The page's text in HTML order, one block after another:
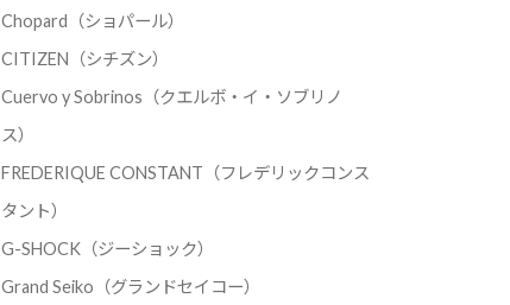
Chopard（ショパール）
CITIZEN（シチズン）
Cuervo y Sobrinos（クエルボ・イ・ソブリノ
ス）
FREDERIQUE CONSTANT（フレデリックコンス
タント）
G-SHOCK（ジーショック）
Grand Seiko（グランドセイコー）